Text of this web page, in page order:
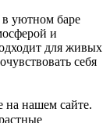
в уютном баре
и
для живых
себя
на нашем сайте.